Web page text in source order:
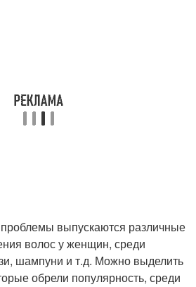
выпускаются различные
волос у женщин, среди
шампуни и т.д. Можно выделить
обрели популярность, среди